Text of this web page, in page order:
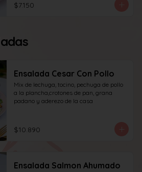
$7.150
Ensalada Cesar Con Pollo
Mix de lechuga, tocino, pechuga de pollo
a la plancha,crotones de pan, grana
padano y aderezo de la casa
$10.890
Ensalada Salmon Ahumado